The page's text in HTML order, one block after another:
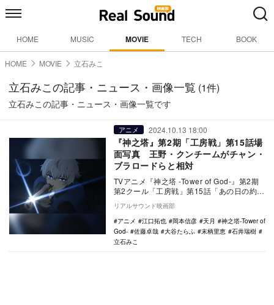
HOME MUSIC MOVIE TECH BOOK
HOME MOVIE 立石みこ
立石みこの記事・ニュース・画像一覧 (1件)
立石みこの記事・ニュース・画像一覧です
アニメ 2024.10.13 18:00
『神之塔』第2期「工房戦」第15話場
面写真 王野・クンチームがチャン・
ブラロードらと相対
TVアニメ『神之塔 -Tower of God-』第2期
第2クール「工房戦」第15話「あの日の約
束」の場面写真が公開された。 …
リアルサウンド映画部
アニメ
江口拓也 岡本信彦 天月
神之塔-Tower of
God-
佐藤卓哉 大谷たらふ 末柄里恵
石井瑞樹
立石みこ